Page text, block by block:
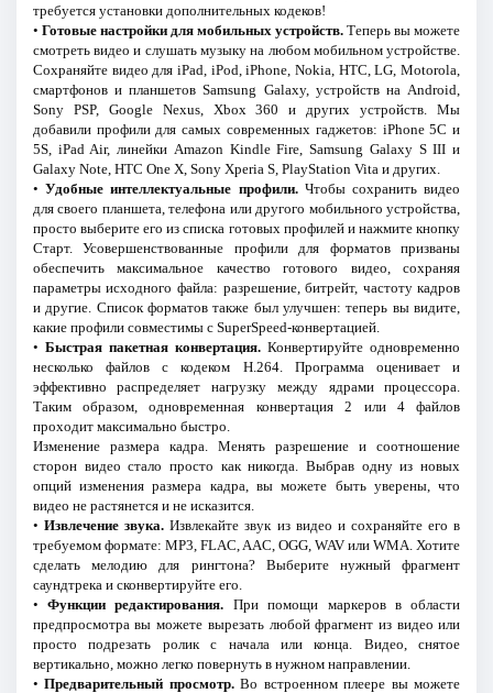
требуется установки дополнительных кодеков!
• Готовые настройки для мобильных устройств. Теперь вы можете
смотреть видео и слушать музыку на любом мобильном устройстве.
Сохраняйте видео для iPad, iPod, iPhone, Nokia, HTC, LG, Motorola,
смартфонов и планшетов Samsung Galaxy, устройств на Android,
Sony PSP, Google Nexus, Xbox 360 и других устройств. Мы
добавили профили для самых современных гаджетов: iPhone 5C и
5S, iPad Air, линейки Amazon Kindle Fire, Samsung Galaxy S III и
Galaxy Note, HTC One X, Sony Xperia S, PlayStation Vita и других.
•Удобные интеллектуальные профили.Чтобы сохранить видео
для своего планшета, телефона или другого мобильного устройства,
просто выберите его из списка готовых профилей и нажмите кнопку
Старт. Усовершенствованные профили для форматов призваны
обеспечить максимальное качество готового видео, сохраняя
параметры исходного файла: разрешение, битрейт, частоту кадров
и другие. Список форматов также был улучшен: теперь вы видите,
какие профили совместимы с SuperSpeed-конвертацией.
• Быстрая пакетная конвертация. Конвертируйте одновременно
несколько файлов с кодеком H.264. Программа оценивает и
эффективно распределяет нагрузку между ядрами процессора.
Таким образом, одновременная конвертация 2 или 4 файлов
проходит максимально быстро.
Изменение размера кадра. Менять разрешение и соотношение
сторон видео стало просто как никогда. Выбрав одну из новых
опций изменения размера кадра, вы можете быть уверены, что
видео не растянется и не исказится.
• Извлечение звука. Извлекайте звук из видео и сохраняйте его в
требуемом формате: MP3, FLAC, AAC, OGG, WAV или WMA. Хотите
сделать мелодию для рингтона? Выберите нужный фрагмент
саундтрека и сконвертируйте его.
•Функции редактирования. При помощи маркеров в области
предпросмотра вы можете вырезать любой фрагмент из видео или
просто подрезать ролик с начала или конца. Видео, снятое
вертикально, можно легко повернуть в нужном направлении.
•Предварительный просмотр.Во встроенном плеере вы можете